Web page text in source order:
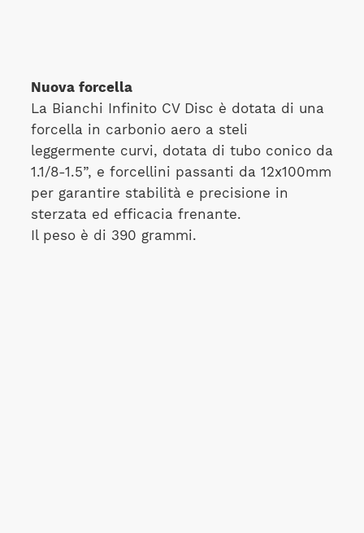
Nuova forcella
La Bianchi Infinito CV Disc è dotata di una
forcella in carbonio aero a steli
leggermente curvi, dotata di tubo conico da
1.1/8-1.5”, e forcellini passanti da 12x100mm
per garantire stabilità e precisione in
sterzata ed efficacia frenante.
Il peso è di 390 grammi.